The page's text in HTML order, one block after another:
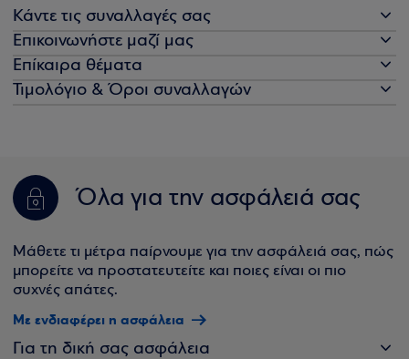
Κάντε τις συναλλαγές σας
Επικοινωνήστε μαζί μας
Επίκαιρα θέματα
Τιμολόγιο & Όροι συναλλαγών
Όλα για την ασφάλειά σας
Μάθετε τι μέτρα παίρνουμε για την ασφάλειά σας, πώς
μπορείτε να προστατευτείτε και ποιες είναι οι πιο
συχνές απάτες.
Με ενδιαφέρει η ασφάλεια
Για τη δική σας ασφάλεια